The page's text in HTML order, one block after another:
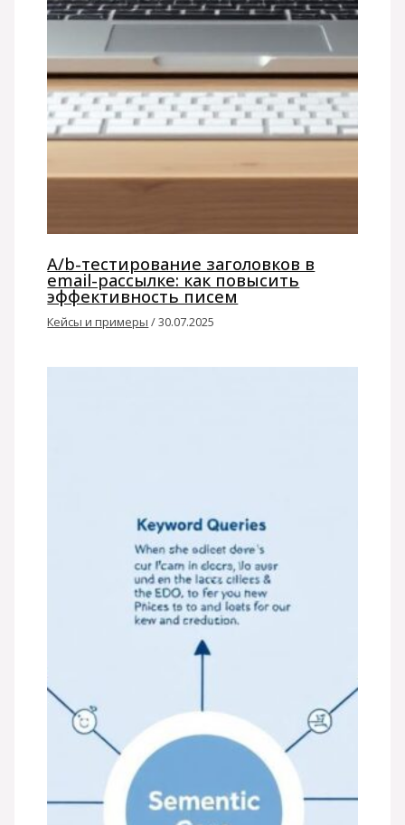
A/b-тестирование заголовков в
email-рассылке: как повысить
эффективность писем
Кейсы и примеры /30.07.2025